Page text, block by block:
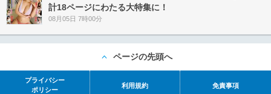
計18ページにわたる大特集に！
08月05日 7時00分
ページの先頭へ
プライバシー
ポリシー
利用規約 免責事項